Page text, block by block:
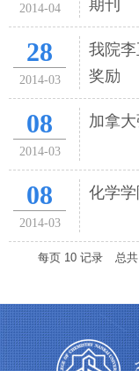
2014-04
期刊
28
2014-03
我院
奖励
08
2014-03
加拿
08
2014-03
化学
每页 10 记录 总共